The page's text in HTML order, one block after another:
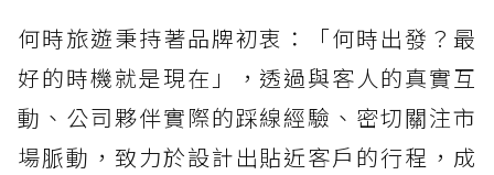
何時旅遊秉持著品牌初衷：「何時出發？最
好的時機就是現在」，透過與客人的真實互
動、公司夥伴實際的踩線經驗、密切關注市
場脈動，致力於設計出貼近客戶的行程，成